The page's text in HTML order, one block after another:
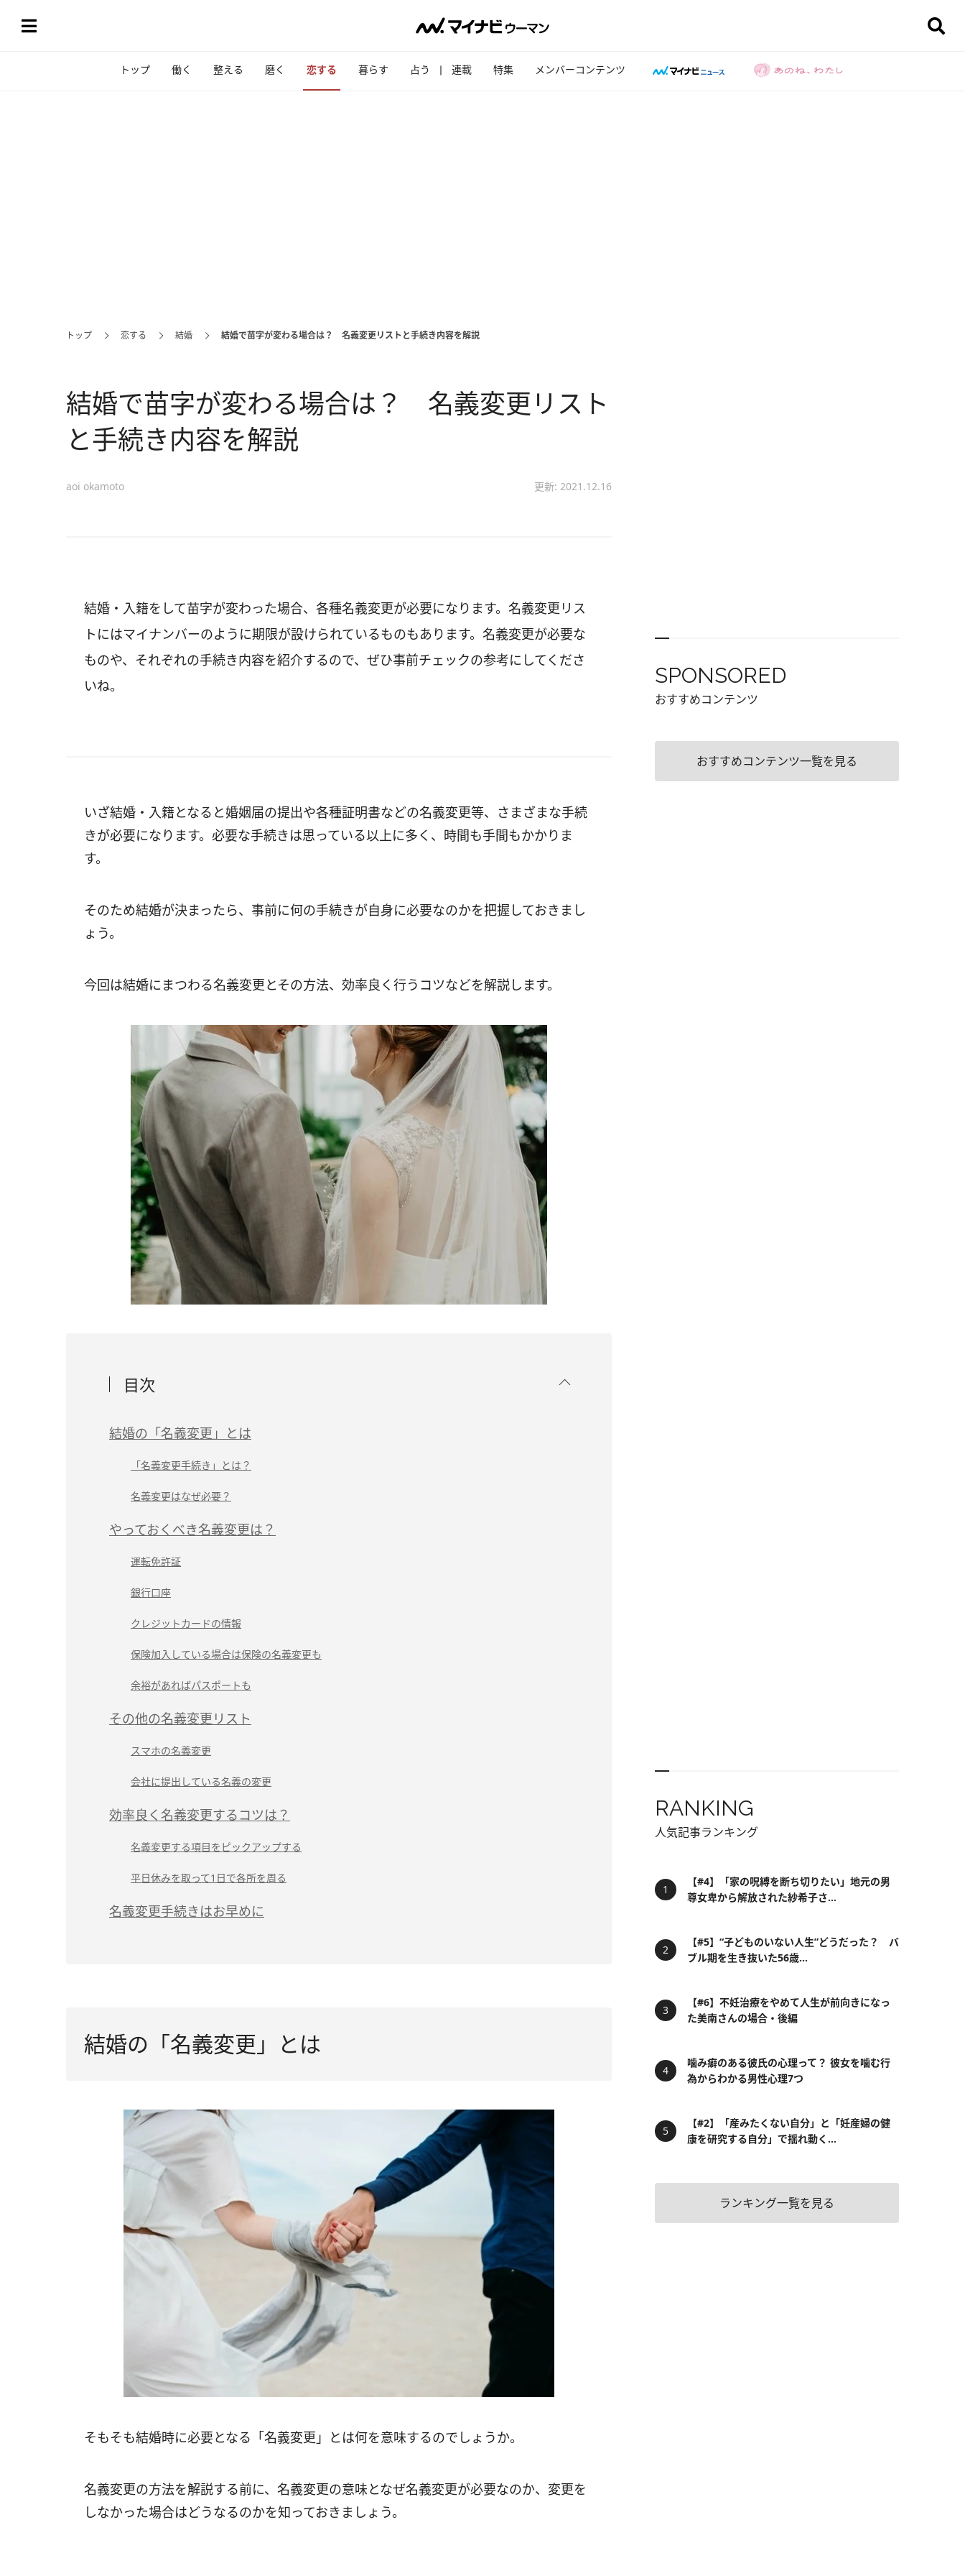
トップ 働く 整える 磨く 恋する 暮らす 占う 連載 特集 メンバーコンテンツ
トップ 恋する 結婚 結婚で苗字が変わる場合は？ 名義変更リストと手続き内容を解説
結婚で苗字が変わる場合は？ 名義変更リスト
と手続き内容を解説
aoi okamoto 更新: 2021.12.16
結婚・入籍をして苗字が変わった場合、各種名義変更が必要になります。名義変更リス
トにはマイナンバーのように期限が設けられているものもあります。名義変更が必要な
ものや、それぞれの手続き内容を紹介するので、ぜひ事前チェックの参考にしてくださ
いね。
いざ結婚・入籍となると婚姻届の提出や各種証明書などの名義変更等、さまざまな手続
きが必要になります。必要な手続きは思っている以上に多く、時間も手間もかかりま
す。
そのため結婚が決まったら、事前に何の手続きが自身に必要なのかを把握しておきまし
ょう。
今回は結婚にまつわる名義変更とその方法、効率良く行うコツなどを解説します。
目次
結婚の「名義変更」とは
「名義変更手続き」とは？
名義変更はなぜ必要？
やっておくべき名義変更は？
運転免許証
銀行口座
クレジットカードの情報
保険加入している場合は保険の名義変更も
余裕があればパスポートも
その他の名義変更リスト
スマホの名義変更
会社に提出している名義の変更
効率良く名義変更するコツは？
名義変更する項目をピックアップする
平日休みを取って1日で各所を周る
名義変更手続きはお早めに
結婚の「名義変更」とは
そもそも結婚時に必要となる「名義変更」とは何を意味するのでしょうか。
名義変更の方法を解説する前に、名義変更の意味となぜ名義変更が必要なのか、変更を
しなかった場合はどうなるのかを知っておきましょう。
SPONSORED
おすすめコンテンツ
おすすめコンテンツ一覧を見る
RANKING
人気記事ランキング
【#4】「家の呪縛を断ち切りたい」地元の男
尊女卑から解放された紗希子さ...
【#5】“子どものいない人生”どうだった？ バ
ブル期を生き抜いた56歳...
【#6】不妊治療をやめて人生が前向きになっ
た美南さんの場合・後編
噛み癖のある彼氏の心理って？ 彼女を噛む行
為からわかる男性心理7つ
【#2】「産みたくない自分」と「妊産婦の健
康を研究する自分」で揺れ動く...
ランキング一覧を見る